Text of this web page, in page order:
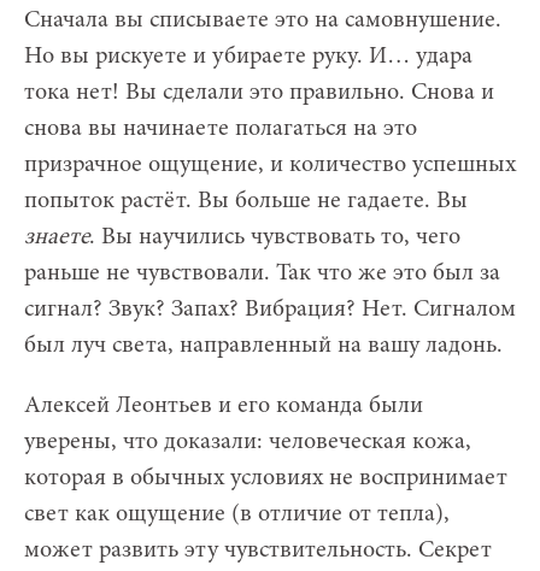
Сначала вы списываете это на самовнушение.
Но вы рискуете и убираете руку. И… удара
тока нет! Вы сделали это правильно. Снова и
снова вы начинаете полагаться на это
призрачное ощущение, и количество успешных
попыток растёт. Вы больше не гадаете. Вы
знаете. Вы научились чувствовать то, чего
раньше не чувствовали. Так что же это был за
сигнал? Звук? Запах? Вибрация? Нет. Сигналом
был луч света, направленный на вашу ладонь.
Алексей Леонтьев и его команда были
уверены, что доказали: человеческая кожа,
которая в обычных условиях не воспринимает
свет как ощущение (в отличие от тепла),
может развить эту чувствительность. Секрет